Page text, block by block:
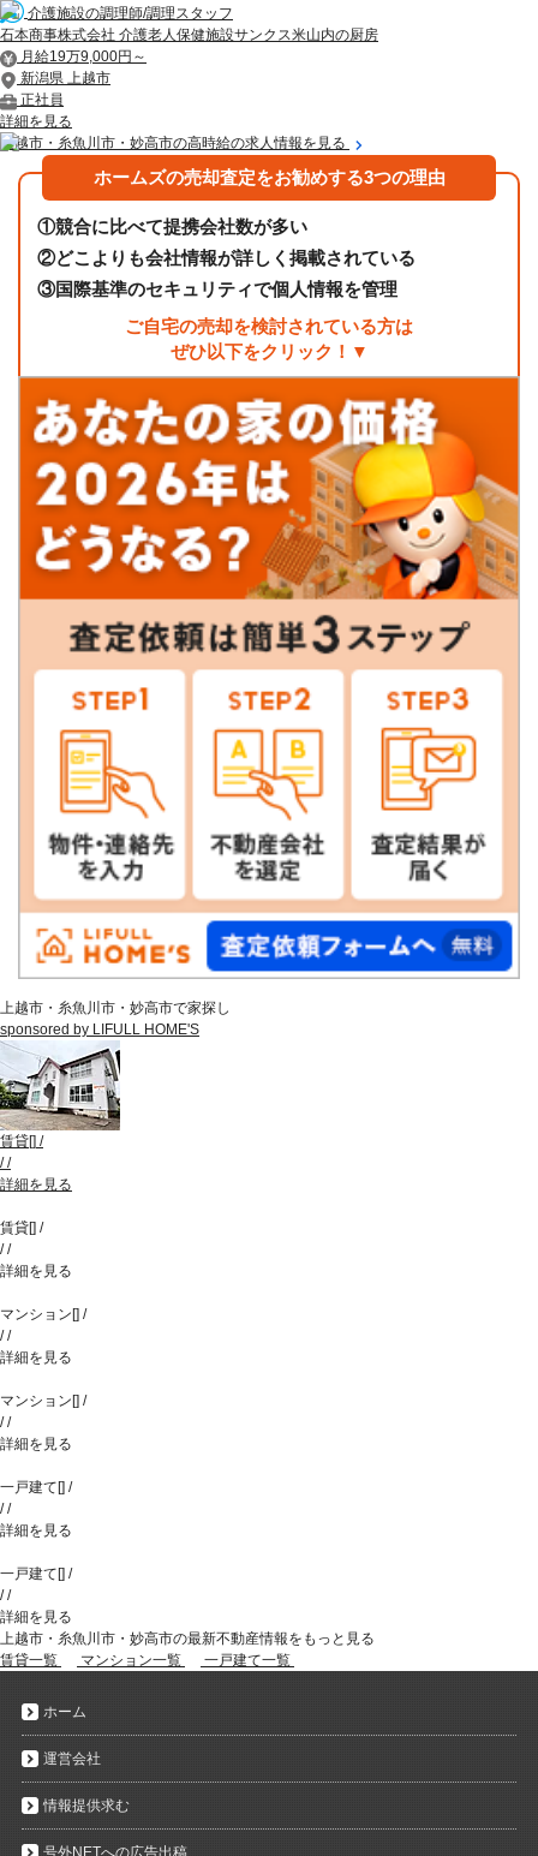
介護施設の調理師/調理スタッフ
石本商事株式会社 介護老人保健施設サンクス米山内の厨房
月給19万9,000円～
新潟県 上越市
正社員
詳細を見る
上越市・糸魚川市・妙高市の高時給の求人情報を見る
ホームズの売却査定をお勧めする3つの理由
①競合に比べて提携会社数が多い
②どこよりも会社情報が詳しく掲載されている
③国際基準のセキュリティで個人情報を管理
ご自宅の売却を検討されている方は
ぜひ以下をクリック！▼
上越市・糸魚川市・妙高市で家探し
sponsored by LIFULL HOME'S
賃貸[] /
//
詳細を見る
賃貸[] /
//
詳細を見る
マンション[] /
//
詳細を見る
マンション[] /
//
詳細を見る
一戸建て[] /
//
詳細を見る
一戸建て[] /
//
詳細を見る
上越市・糸魚川市・妙高市の最新不動産情報をもっと見る
賃貸一覧
マンション一覧 一戸建て一覧
ホーム
運営会社
情報提供求む
号外NETへの広告出稿